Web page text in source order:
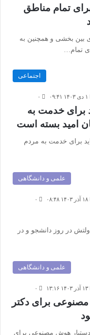
تمام مناطق
بین بخشی و همچنین به
تمام…
اجتماعی
۱ دی ۱۴۰۳ ۰۹:۴۱ ۰
برای خدمت به
امید بسته است
برای خدمت به مردم
علمی و دانشگاهی
۱۸ آذر ۱۴۰۳ ۰۸:۴۸ ۰
در روز دانشجو و در
علمی و دانشگاهی
۱۳ آذر ۱۴۰۳ ۱۳:۱۶ ۰
برای دکتر
هوش مصنوعی برای